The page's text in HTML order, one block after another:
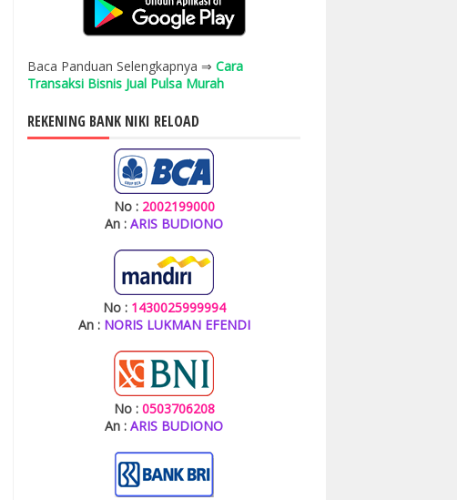
Baca Panduan Selengkapnya ⇒ Cara
Transaksi Bisnis Jual Pulsa Murah
REKENING BANK NIKI RELOAD
No : 2002199000
An : ARIS BUDIONO
No : 1430025999994
An : NORIS LUKMAN EFENDI
No : 0503706208
An : ARIS BUDIONO